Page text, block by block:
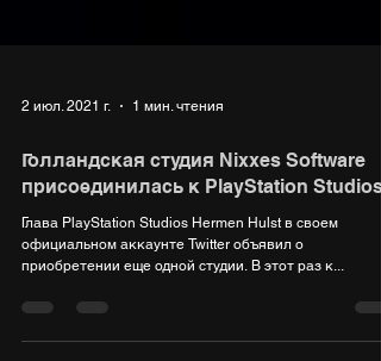
2 июл. 2021 г. 1 мин. чтения
Голландская студия Nixxes Software
присоединилась к PlayStation Studios
Глава PlayStation Studios Hermen Hulst в своем
приобретении еще одной студии. В этот раз к...